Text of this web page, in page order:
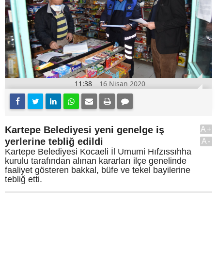
11:38 16 Nisan 2020
Kartepe Belediyesi yeni genelge iş
yerlerine tebliğ edildi
Kartepe Belediyesi Kocaeli İl Umumi Hıfzıssıhha
kurulu tarafından alınan kararları ilçe genelinde
faaliyet gösteren bakkal, büfe ve tekel bayilerine
tebliğ etti.
A+
A-